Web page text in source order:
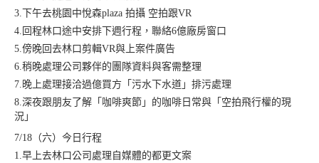
3.下午去桃園中悅森plaza 拍攝 空拍跟VR
4.回程林口途中安排下週行程，聯絡6億廠房窗口
5.傍晚回去林口剪輯VR與上案件廣告
6.稍晚處理公司夥伴的團隊資料與客需整理
7.晚上處理接洽過億買方「污水下水道」排污處理
8.深夜跟朋友了解「咖啡爽節」的咖啡日常與「空拍飛行權的現
況」
7/18（六）今日行程
1.早上去林口公司處理自媒體的都更文案